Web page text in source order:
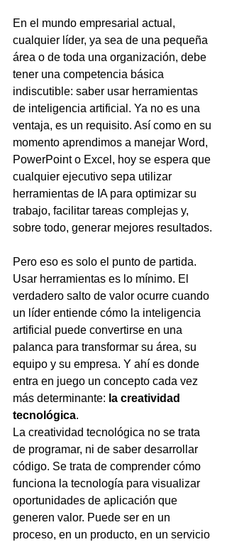
En el mundo empresarial actual,
cualquier líder, ya sea de una pequeña
área o de toda una organización, debe
tener una competencia básica
indiscutible: saber usar herramientas
de inteligencia artificial. Ya no es una
ventaja, es un requisito. Así como en su
momento aprendimos a manejar Word,
PowerPoint o Excel, hoy se espera que
cualquier ejecutivo sepa utilizar
herramientas de IA para optimizar su
trabajo, facilitar tareas complejas y,
sobre todo, generar mejores resultados.
Pero eso es solo el punto de partida.
Usar herramientas es lo mínimo. El
verdadero salto de valor ocurre cuando
un líder entiende cómo la inteligencia
artificial puede convertirse en una
palanca para transformar su área, su
equipo y su empresa. Y ahí es donde
entra en juego un concepto cada vez
más determinante: la creatividad
tecnológica.
La creatividad tecnológica no se trata
de programar, ni de saber desarrollar
código. Se trata de comprender cómo
funciona la tecnología para visualizar
oportunidades de aplicación que
generen valor. Puede ser en un
proceso, en un producto, en un servicio